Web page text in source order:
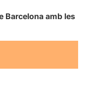
Barcelona amb les